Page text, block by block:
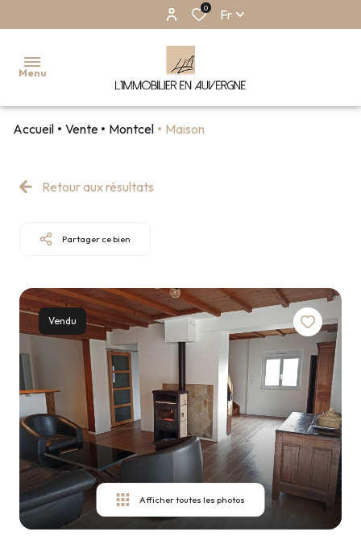
0 Fr
Menu
BIENS
NOS
NOS
BIENS
ESTIMER
VOTRE
BIEN
CONTACT
Accueil Vente Montcel Maison
Retour aux résultats
Partager ce bien
Vendu
Afficher toutes les photos